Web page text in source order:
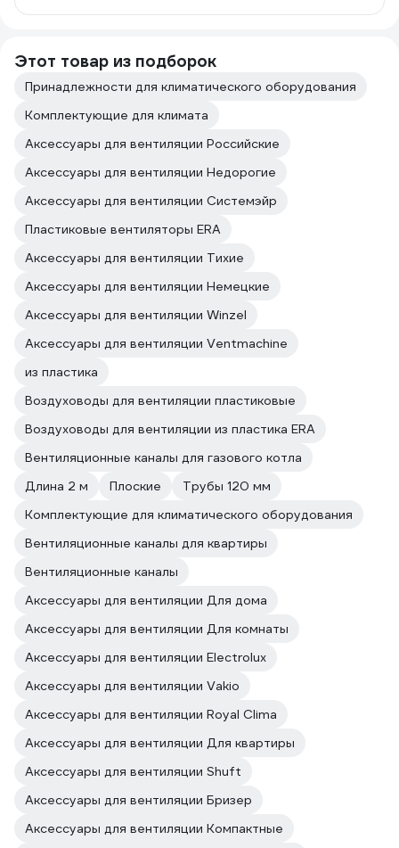
Этот товар из подборок
Принадлежности для климатического оборудования
Комплектующие для климата
Аксессуары для вентиляции Российские
Аксессуары для вентиляции Недорогие
Аксессуары для вентиляции Системэйр
Пластиковые вентиляторы ERA
Аксессуары для вентиляции Тихие
Аксессуары для вентиляции Немецкие
Аксессуары для вентиляции Winzel
Аксессуары для вентиляции Ventmachine
из пластика
Воздуховоды для вентиляции пластиковые
Воздуховоды для вентиляции из пластика ERA
Вентиляционные каналы для газового котла
Длина 2 м
Плоские
Трубы 120 мм
Комплектующие для климатического оборудования
Вентиляционные каналы для квартиры
Вентиляционные каналы
Аксессуары для вентиляции Для дома
Аксессуары для вентиляции Для комнаты
Аксессуары для вентиляции Electrolux
Аксессуары для вентиляции Vakio
Аксессуары для вентиляции Royal Clima
Аксессуары для вентиляции Для квартиры
Аксессуары для вентиляции Shuft
Аксессуары для вентиляции Бризер
Аксессуары для вентиляции Компактные